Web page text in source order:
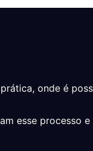
onde é
esse processo e